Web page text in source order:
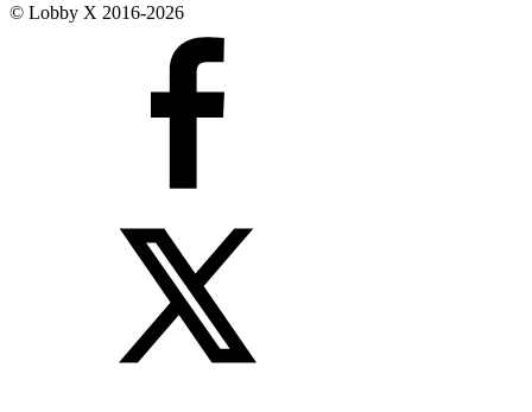
© Lobby X 2016-2026